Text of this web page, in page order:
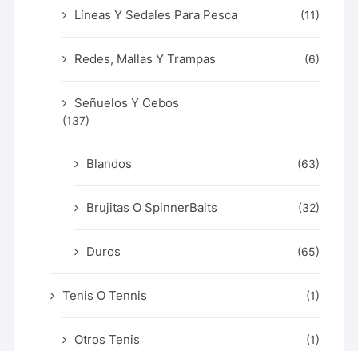
Líneas Y Sedales Para Pesca (11)
Redes, Mallas Y Trampas (6)
Señuelos Y Cebos
(137)
Blandos (63)
Brujitas O SpinnerBaits (32)
Duros (65)
Tenis O Tennis (1)
Otros Tenis (1)